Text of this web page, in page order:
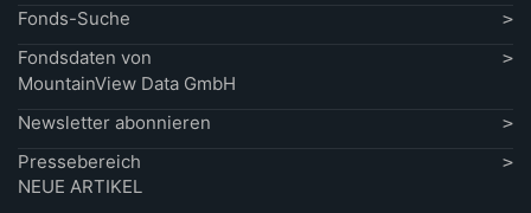
Fonds-Suche
Fondsdaten von
MountainView Data GmbH
Newsletter abonnieren
Pressebereich
NEUE ARTIKEL